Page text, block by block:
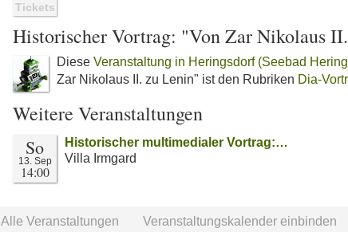
Tickets
Historischer Vortrag: "Von Zar Nikolaus
Diese Veranstaltung in Heringsdorf (Seebad
Zar Nikolaus II. zu Lenin" ist den Rubriken Dia-
Weitere Veranstaltungen
So
13. Sep
14:00
Historischer multimedialer Vortrag:…
Villa Irmgard
Alle Veranstaltungen Veranstaltungskalender einbinden